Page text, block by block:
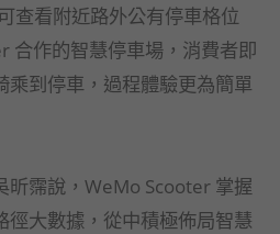
查看附近路外公有停車格位
合作的智慧停車場，消費者即
乘到停車，過程體驗更為簡單
霈說，WeMo Scooter 掌握
徑大數據，從中積極佈局智慧